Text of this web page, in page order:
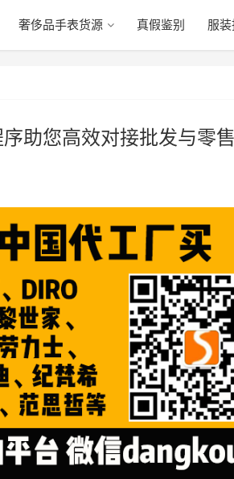
奢侈品手表货源 真假鉴别 服
助您高效对接批发与零